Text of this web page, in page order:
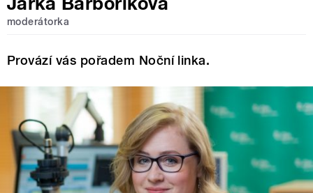
moderátorka
Provází vás pořadem Noční linka.